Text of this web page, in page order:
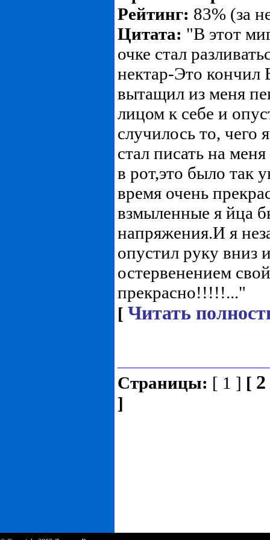
Рейтинг: 83% (за
Цитата: "В этот
очке стал
нектар-Это кончил
вытащил из меня
лицом к себе и
случилось то,
стал писать на
в рот,это было так
время очень
взмыленные я йца
напряжения.И я
опустил руку вниз
остервенением
прекрасно!!!!!..."
[ Читать
Страницы: [ 1 ] [ 2
]